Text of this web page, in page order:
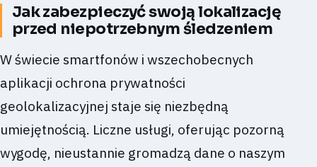
Jak zabezpieczyć swoją lokalizację
przed niepotrzebnym śledzeniem
W świecie smartfonów i wszechobecnych
aplikacji ochrona prywatności
geolokalizacyjnej staje się niezbędną
umiejętnością. Liczne usługi, oferując pozorną
wygodę, nieustannie gromadzą dane o naszym